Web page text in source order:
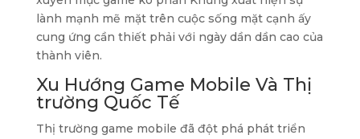
lành mạnh mẽ mặt trên cuộc sống mặt cạnh ấy
cung ứng cần thiết phải với ngày dần dần cao của
thành viên.
Xu Hướng Game Mobile Và Thị
trường Quốc Tế
Thị trường game mobile đã đột phá phát triển